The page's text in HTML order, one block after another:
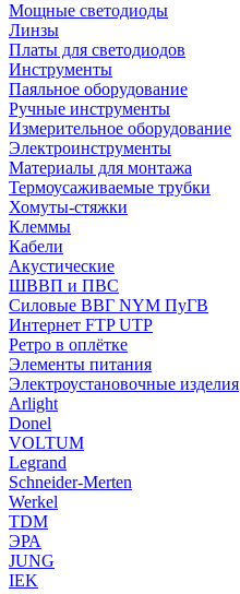
Мощные светодиоды
Линзы
Платы для светодиодов
Инструменты
Паяльное оборудование
Ручные инструменты
Измерительное оборудование
Электроинструменты
Материалы для монтажа
Термоусаживаемые трубки
Хомуты-стяжки
Клеммы
Кабели
Акустические
ШВВП и ПВС
Силовые ВВГ NYM ПуГВ
Интернет FTP UTP
Ретро в оплётке
Элементы питания
Электроустановочные изделия
Arlight
Donel
VOLTUM
Legrand
Schneider-Merten
Werkel
TDM
ЭРА
JUNG
IEK